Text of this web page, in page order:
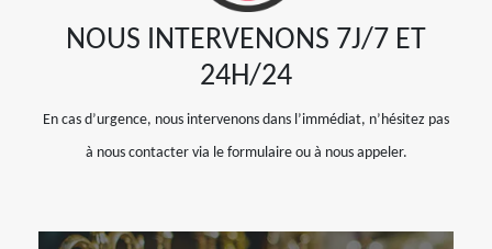
NOUS INTERVENONS 7J/7 ET
24H/24
En cas d’urgence, nous intervenons dans l’immédiat, n’hésitez pas
à nous contacter via le formulaire ou à nous appeler.